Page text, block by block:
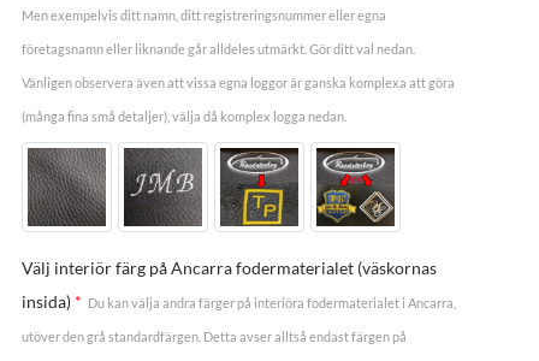
Men exempelvis ditt namn, ditt registreringsnummer eller egna
företagsnamn eller liknande går alldeles utmärkt. Gör ditt val nedan.
Vänligen observera även att vissa egna loggor är ganska komplexa att göra
(många fina små detaljer), välja då komplex logga nedan.
Välj interiör färg på Ancarra fodermaterialet (väskornas
insida) * Du kan välja andra färger på interiöra fodermaterialet i Ancarra,
utöver den grå standardfärgen. Detta avser alltså endast färgen på